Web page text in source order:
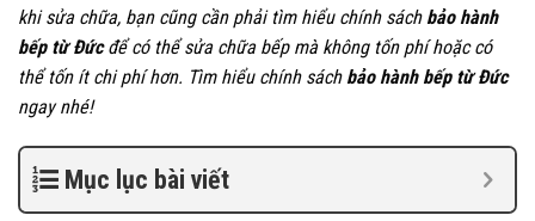
khi sửa chữa, bạn cũng cần phải tìm hiểu chính sách bảo hành
bếp từ Đứcđể có thể sửa chữa bếp mà không tốn phí hoặc có
thể tốn ít chi phí hơn. Tìm hiểu chính sách bảo hành bếp từ Đức
ngay nhé!
Mục lục bài viết